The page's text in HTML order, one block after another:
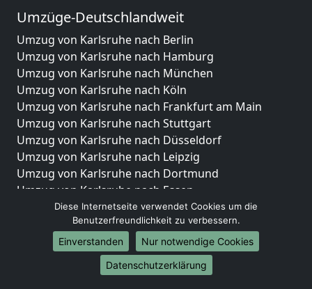
Umzüge-Deutschlandweit
Umzug von Karlsruhe nach Berlin
Umzug von Karlsruhe nach Hamburg
Umzug von Karlsruhe nach München
Umzug von Karlsruhe nach Köln
Umzug von Karlsruhe nach Frankfurt am Main
Umzug von Karlsruhe nach Stuttgart
Umzug von Karlsruhe nach Düsseldorf
Umzug von Karlsruhe nach Leipzig
Umzug von Karlsruhe nach Dortmund
Umzug von Karlsruhe nach Essen
Umzug von Karlsruhe nach Bremen
Umzug von Karlsruhe nach Dresden
Umzug von Karlsruhe nach Hannover
Umzug von Karlsruhe nach Nürnberg
Umzug von Karlsruhe nach Duisburg
Diese Internetseite verwendet Cookies um die
Benutzerfreundlichkeit zu verbessern.
Einverstanden
Nur notwendige Cookies
Datenschutzerklärung